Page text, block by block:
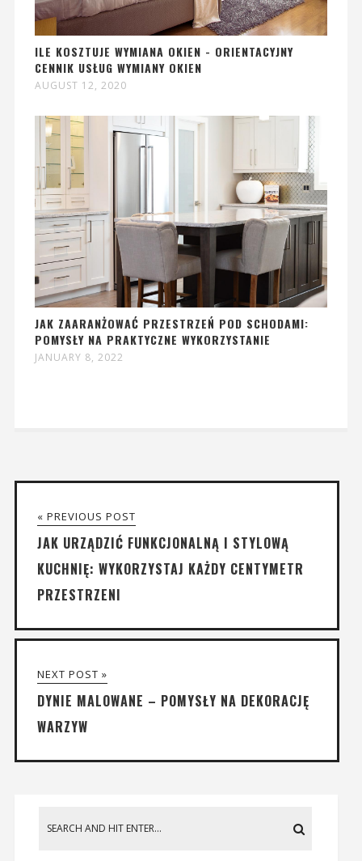
ILE KOSZTUJE WYMIANA OKIEN - ORIENTACYJNY
CENNIK USŁUG WYMIANY OKIEN
AUGUST 12, 2020
JAK ZAARANŻOWAĆ PRZESTRZEŃ POD SCHODAMI:
POMYSŁY NA PRAKTYCZNE WYKORZYSTANIE
JANUARY 8, 2022
« PREVIOUS POST
JAK URZĄDZIĆ FUNKCJONALNĄ I STYLOWĄ
KUCHNIĘ: WYKORZYSTAJ KAŻDY CENTYMETR
PRZESTRZENI
NEXT POST »
DYNIE MALOWANE – POMYSŁY NA DEKORACJĘ
WARZYW